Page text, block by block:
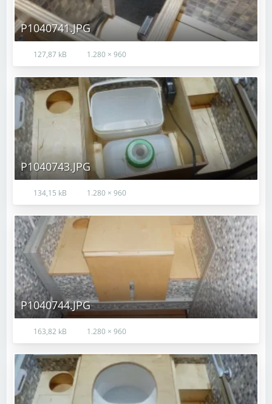
P1040741.JPG
127,87 kB 1.280 × 960
P1040743.JPG
134,15 kB 1.280 × 960
P1040744.JPG
163,82 kB 1.280 × 960